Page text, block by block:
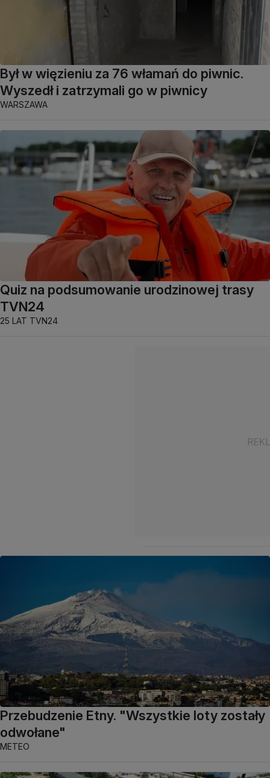
Był w więzieniu za 76 włamań do piwnic.
Wyszedł i zatrzymali go w piwnicy
WARSZAWA
Quiz na podsumowanie urodzinowej trasy
TVN24
25 LAT TVN24
Przebudzenie Etny. "Wszystkie loty zostały
odwołane"
METEO